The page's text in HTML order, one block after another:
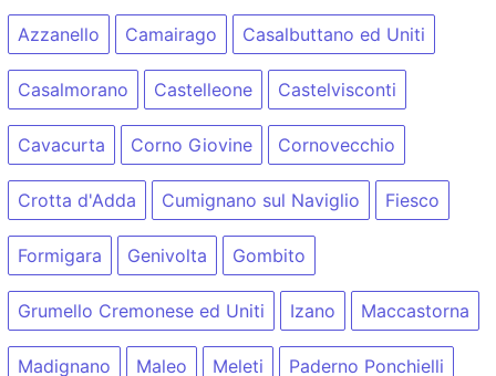
Azzanello Camairago Casalbuttano ed Uniti
Casalmorano Castelleone Castelvisconti
Cavacurta Corno Giovine Cornovecchio
Crotta d'Adda Cumignano sul Naviglio Fiesco
Formigara Genivolta Gombito
Grumello Cremonese ed Uniti Izano Maccastorna
Madignano Maleo Meleti Paderno Ponchielli